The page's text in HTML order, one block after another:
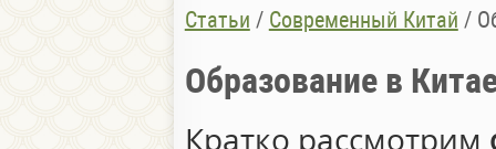
Статьи / Современный Китай /
Образование в
Кратко рассмотрим